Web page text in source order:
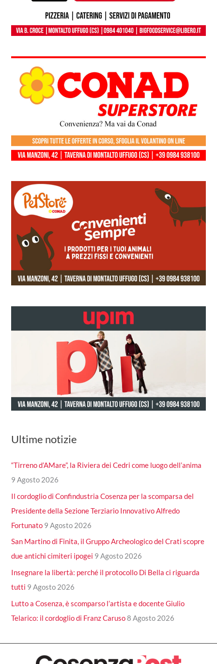
Ultime notizie
“Tirreno d’AMare”, la Riviera dei Cedri come luogo dell’anima
9 Agosto 2026
Il cordoglio di Confindustria Cosenza per la scomparsa del
Presidente della Sezione Terziario Innovativo Alfredo
Fortunato 9 Agosto 2026
San Martino di Finita, il Gruppo Archeologico del Crati scopre
due antichi cimiteri ipogei 9 Agosto 2026
Insegnare la libertà: perché il protocollo Di Bella ci riguarda
tutti 9 Agosto 2026
Lutto a Cosenza, è scomparso l’artista e docente Giulio
Telarico: il cordoglio di Franz Caruso8 Agosto 2026